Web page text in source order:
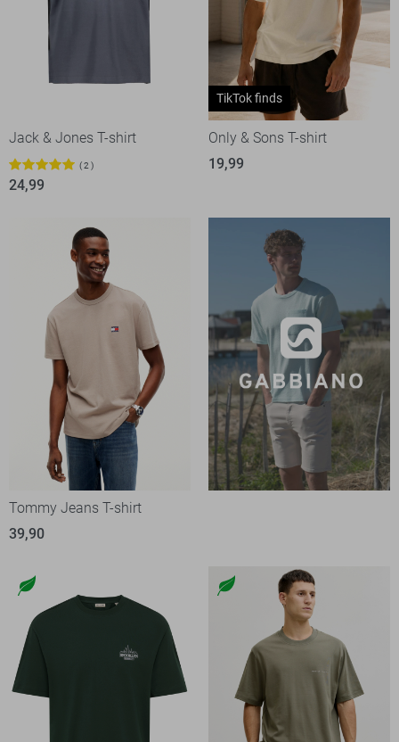
Jack & Jones T-shirt
2
24,99
TikTok finds
Only & Sons T-shirt
19,99
Tommy Jeans T-shirt
39,90